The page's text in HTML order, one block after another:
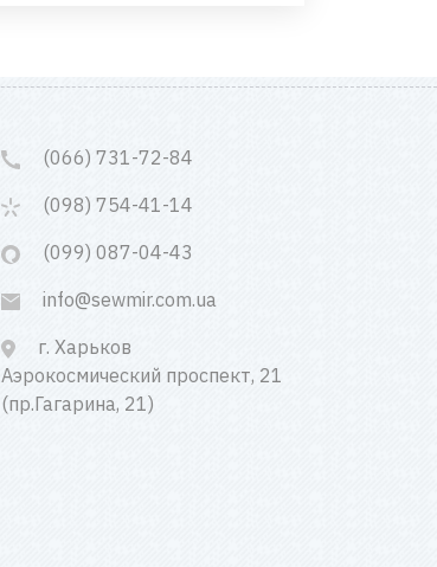
(066) 731-72-84
(098) 754-41-14
(099) 087-04-43
info@sewmir.com.ua
г. Харьков
Аэрокосмический проспект, 21
(пр.Гагарина, 21)